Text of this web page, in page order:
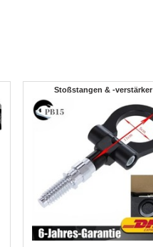
Stoßstangen & -verstärker